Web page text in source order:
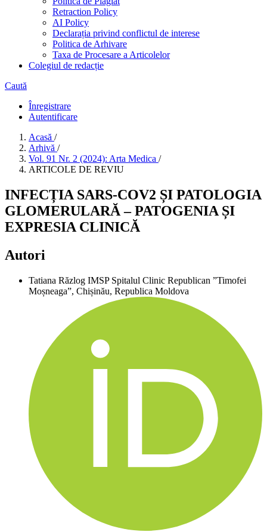
Retraction Policy
AI Policy
Declarația privind conflictul de interese
Politica de Arhivare
Taxa de Procesare a Articolelor
Colegiul de redacție
Caută
Înregistrare
Autentificare
Acasă /
Arhivă /
Vol. 91 Nr. 2 (2024): Arta Medica /
ARTICOLE DE REVIU
INFECȚIA SARS-COV2 ȘI PATOLOGIA
GLOMERULARĂ – PATOGENIA ȘI
EXPRESIA CLINICĂ
Autori
Tatiana Răzlog IMSP Spitalul Clinic Republican ”Timofei
Moșneaga”, Chișinău, Republica Moldova